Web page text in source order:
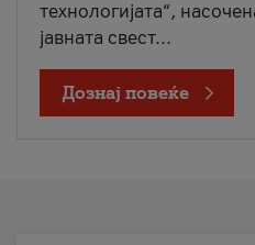
технологијата“,
јавната свест...
Дознај повеќе